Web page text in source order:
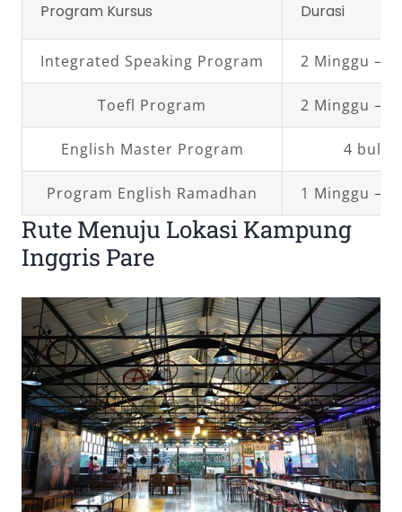
Program Kursus Durasi
Integrated Speaking Program 2 Minggu – 3
Toefl Program 2 Minggu – 1
English Master Program 4 bulan
Program English Ramadhan 1 Minggu – 1
Rute Menuju Lokasi Kampung
Inggris Pare